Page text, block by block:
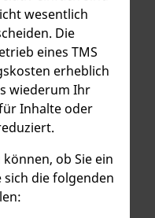
wesentlich
Die
eines TMS
erheblich
wiederum Ihr
Inhalte oder
ob Sie ein
sich die folgenden